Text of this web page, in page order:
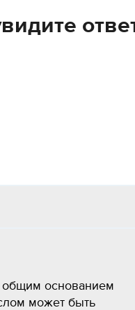
общим основанием
может быть